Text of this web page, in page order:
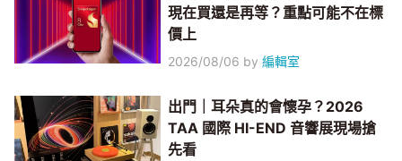
現在買還是再等？重點可能不在標
價上
2026/08/06 by編輯室
出門｜耳朵真的會懷孕？2026
TAA 國際 HI-END 音響展現場搶
先看